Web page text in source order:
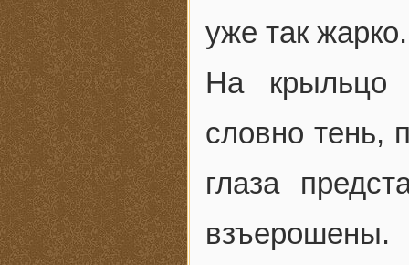
уже так жарко.
На крыльцо
словно тень,
глаза
взъерошены.